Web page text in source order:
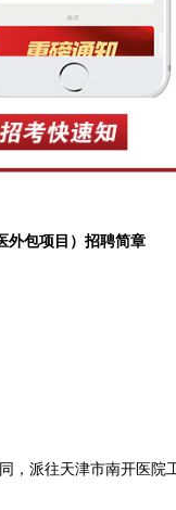
外包项目）招聘简章
，派往天津市南开医院